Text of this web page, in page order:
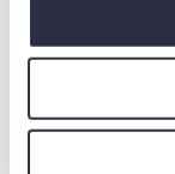
Farbe: Black